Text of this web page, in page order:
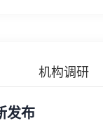
机构调研
发布